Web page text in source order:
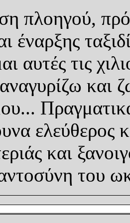
πλοηγού,
έναρξης
αυτές τις
και
ελεύθερος
και
του